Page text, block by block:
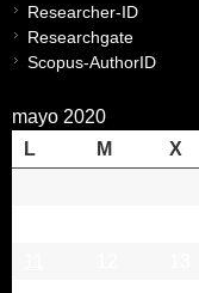
Researcher-ID
Researchgate
Scopus-AuthorID
mayo 2020
L
M X